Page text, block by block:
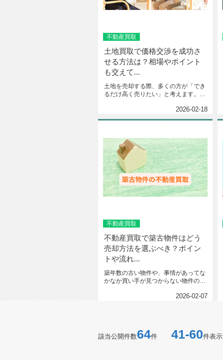
不動産買取
土地買取で価格交渉を成功さ
せる方法は？相場やポイント
も交えて...
土地を売却する際、多くの方が「でき
るだけ高く売りたい」と考えます。し
2026-02-18
不動産買取
不動産買取で築古物件はどう
売却方法を選ぶべき？ポイン
トや流れ...
築年数の古い物件や、事情があってな
かなか買い手が見つからない物件の売
2026-02-07
該当公開件数64件 41-60件表示